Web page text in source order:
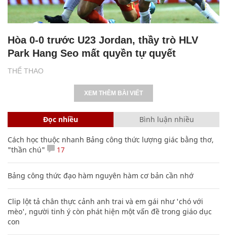
THỂ THAO
Hòa 0-0 trước U23 Jordan, thầy trò HLV
Park Hang Seo mất quyền tự quyết
XEM THÊM BÀI VIẾT
Đọc nhiều Bình luận nhiều
Cách học thuộc nhanh Bảng công thức lượng giác bằng thơ,
"thần chú"
17
Bảng công thức đạo hàm nguyên hàm cơ bản cần nhớ
Clip lột tả chân thực cảnh anh trai và em gái như 'chó với
mèo', người tinh ý còn phát hiện một vấn đề trong giáo dục
con